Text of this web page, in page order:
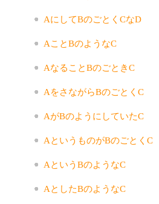
AにしてBのごとくCなD
AことBのようなC
AなることBのごときC
AをさながらBのごとくC
AがBのようにしていたC
AというものがBのごとくC
AというBのようなC
AとしたBのようなC